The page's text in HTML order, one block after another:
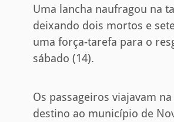
Uma lancha naufragou na
deixando dois mortos e
uma força-tarefa para o
sábado (14).
Os passageiros viajavam
destino ao município de